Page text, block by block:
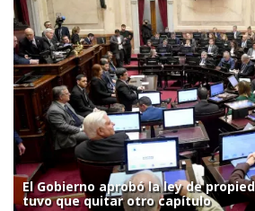
El Gobierno aprobó la ley de
tuvo que quitar otro capítulo